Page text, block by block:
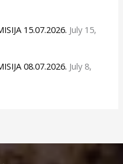
15.07.2026. July 15,
08.07.2026. July 8,